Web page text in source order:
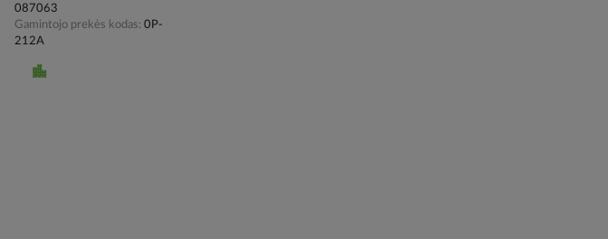
087063
Gamintojo prekės kodas 0P-
212A